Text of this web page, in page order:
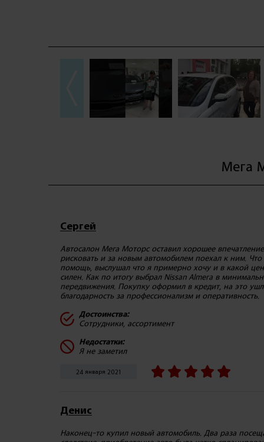
Мега
Сергей
Автосалон Мега Моторс оставил хорошее
рисковать и за новым автомобилем поехал к ним.
помощь, выслушал что я примерно хочу и в какой
силен. Как по итогу выбрал Nissan Almera в
передвижения. Покупку оформил в кредит, на это
благодарность за профессионализм и оперативность.
Достоинства:
Сотрудники, ассортимент
Недостатки:
Я не заметил
24 января 2021
Денис
Наконец-то купил новый автомобиль. Два раза